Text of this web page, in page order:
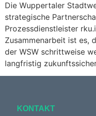
Die Wuppertaler
strategische
Prozessdienstleister
Zusammenarbeit ist es,
der WSW schrittweise
langfristig
KONTAKT